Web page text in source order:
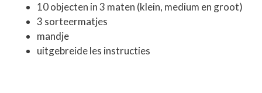
10 objecten in 3 maten (klein, medium en groot)
3 sorteermatjes
mandje
uitgebreide les instructies